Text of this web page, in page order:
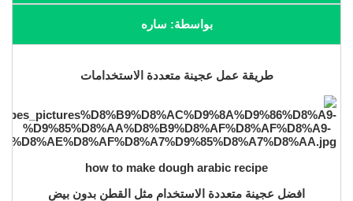
بواسطة: ساره
طريقة عمل عجينة متعددة الاستخدامات
how to make dough arabic recipe
افضل عجينة متعددة الاستخدام مثل القطن بدون بيض